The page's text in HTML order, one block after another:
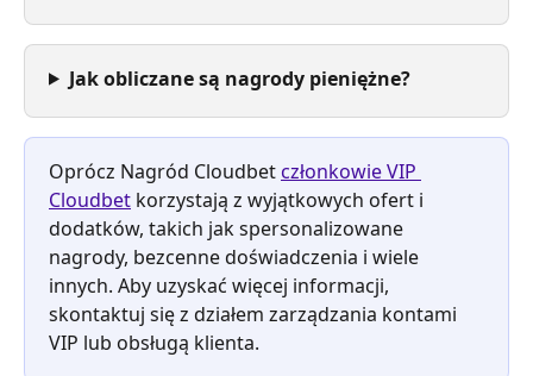
Jak obliczane są nagrody pieniężne?
Oprócz Nagród Cloudbet członkowie VIP
Cloudbet korzystają z wyjątkowych ofert i
dodatków, takich jak spersonalizowane
nagrody, bezcenne doświadczenia i wiele
innych. Aby uzyskać więcej informacji,
skontaktuj się z działem zarządzania kontami
VIP lub obsługą klienta.